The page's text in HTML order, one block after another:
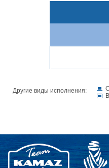
Другие виды исполнения: